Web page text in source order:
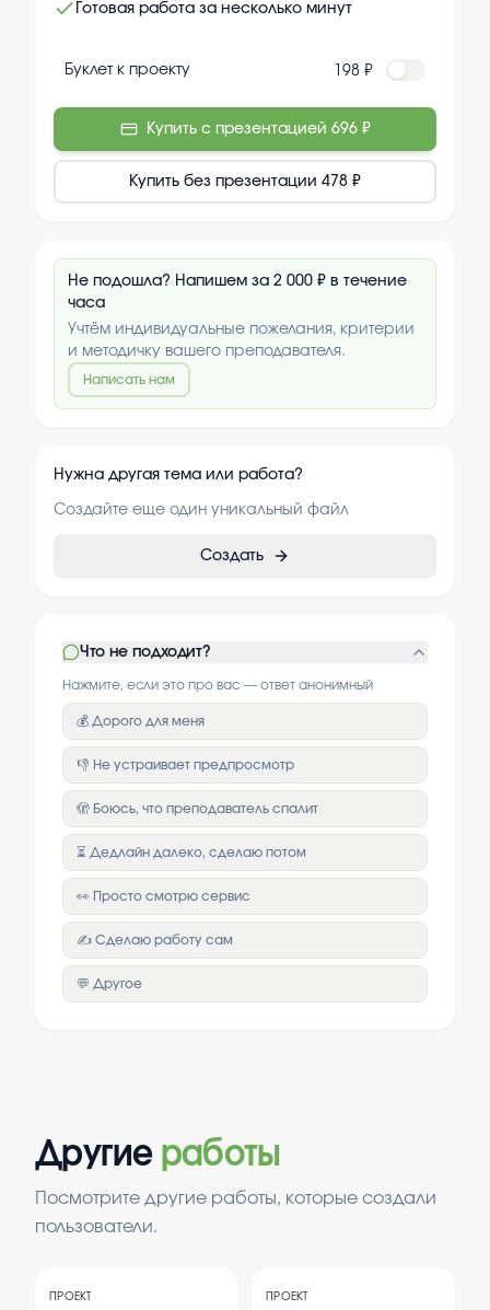
Готовая работа за несколько минут
Буклет к проекту 198 ₽
Купить с презентацией 696 ₽
Купить без презентации 478 ₽
Не подошла? Напишем за 2 000 ₽ в течение
часа
Учтём индивидуальные пожелания, критерии
и методичку вашего преподавателя.
Написать нам
Нужна другая тема или работа?
Создайте еще один уникальный файл
Создать
Что не подходит?
Нажмите, если это про вас — ответ анонимный
💰 Дорого для меня
👎 Не устраивает предпросмотр
🫣 Боюсь, что преподаватель спалит
⏳ Дедлайн далеко, сделаю потом
👀 Просто смотрю сервис
✍️ Сделаю работу сам
💬 Другое
Другие работы
Посмотрите другие работы, которые создали
пользователи.
ПРОЕКТ ПРОЕКТ